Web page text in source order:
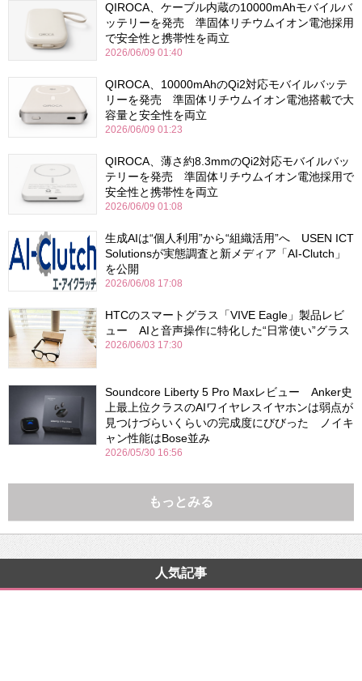
QIROCA、ケーブル内蔵の10000mAhモバイルバ
ッテリーを発売 準固体リチウムイオン電池採用
で安全性と携帯性を両立
2026/06/09 01:40
QIROCA、10000mAhのQi2対応モバイルバッテ
リーを発売 準固体リチウムイオン電池搭載で大
容量と安全性を両立
2026/06/09 01:23
QIROCA、薄さ約8.3mmのQi2対応モバイルバッ
テリーを発売 準固体リチウムイオン電池採用で
安全性と携帯性を両立
2026/06/09 01:08
生成AIは“個人利用”から“組織活用”へ USEN ICT
Solutionsが実態調査と新メディア「AI-Clutch」
を公開
2026/06/08 17:08
HTCのスマートグラス「VIVE Eagle」製品レビ
ュー AIと音声操作に特化した“日常使い”グラス
2026/06/03 17:30
Soundcore Liberty 5 Pro Maxレビュー Anker史
上最上位クラスのAIワイヤレスイヤホンは弱点が
見つけづらいくらいの完成度にびびった ノイキ
ャン性能はBose並み
2026/05/30 16:56
もっとみる
人気記事